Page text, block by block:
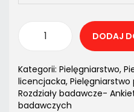
DODAJ
Kategorii: Pielęgniarstwo,
licencjacka,
Rozdziały badawcze-
badawczych